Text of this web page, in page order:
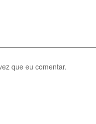
que eu comentar.